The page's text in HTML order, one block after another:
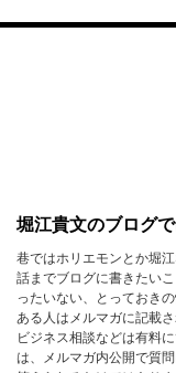
堀江貴文のブログ
巷ではホリエモンとか堀
話までブログに書きたい
ったいない、とっておき
ある人はメルマガに記載
ビジネス相談などは有料
は、メルマガ内公開で質